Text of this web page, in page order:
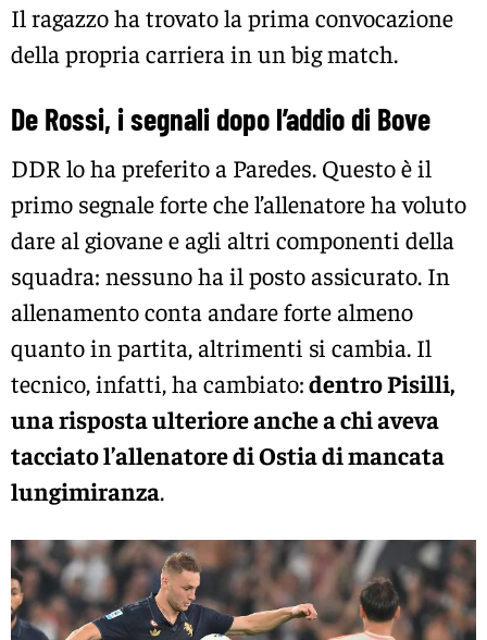
Il ragazzo ha trovato la prima convocazione
della propria carriera in un big match.
De Rossi, i segnali dopo l’addio di Bove
DDR lo ha preferito a Paredes. Questo è il
primo segnale forte che l’allenatore ha voluto
dare al giovane e agli altri componenti della
squadra: nessuno ha il posto assicurato. In
allenamento conta andare forte almeno
quanto in partita, altrimenti si cambia. Il
tecnico, infatti, ha cambiato:dentro Pisilli,
una risposta ulteriore anche a chi aveva
tacciato l’allenatore di Ostia di mancata
lungimiranza.